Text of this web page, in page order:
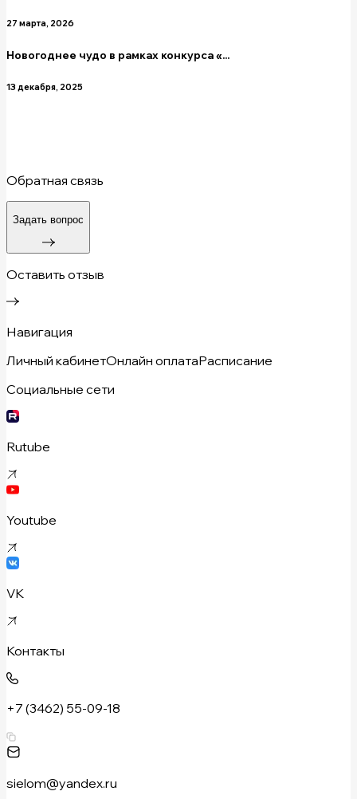
27 марта, 2026
Новогоднее чудо в рамках конкурса «...
13 декабря, 2025
Обратная связь
Задать вопрос
Оставить отзыв
Навигация
Личный кабинетОнлайн оплатаРасписание
Социальные сети
Rutube
Youtube
VK
Контакты
+7 (3462) 55-09-18
sielom@yandex.ru